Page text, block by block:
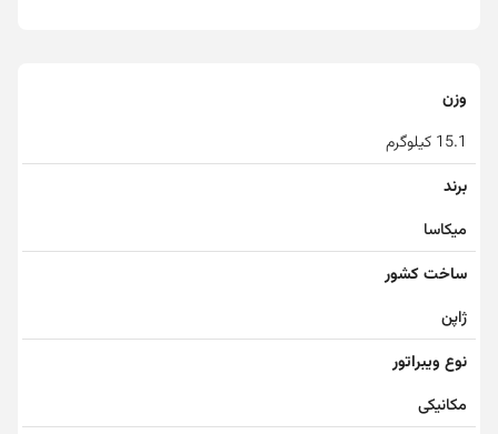
وزن
15.1 کیلوگرم
برند
میکاسا
ساخت کشور
ژاپن
نوع ویبراتور
مکانیکی